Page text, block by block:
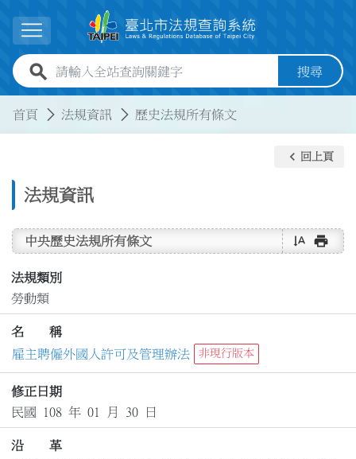
展開選單
全站查詢關鍵字欄位 搜尋
首頁 法規資訊 歷史法規所有條文
法規資訊
keyboard_arrow_left 回上頁
中央歷史法規所有條文 text_rotate_vertical print
法規類別
勞動類
名 稱
雇主聘僱外國人許可及管理辦法
非現行版本
修正日期
民國 108 年 01 月 30 日
沿 革